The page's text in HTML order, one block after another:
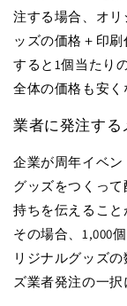
注する場合、オ
ッズの価格＋印
すると1個当たり
全体の価格も安く
業者に発注す
企業が周年イベ
グッズをつくっ
持ちを伝えること
その場合、1,000
リジナルグッズ
ズ業者発注の一択